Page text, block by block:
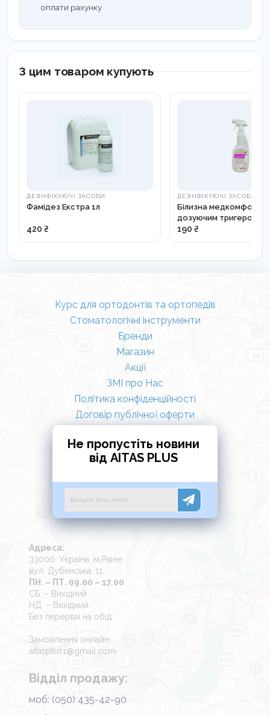
оплати рахунку
З цим товаром купують
ДЕЗІНФІКУЮЧІ ЗАСОБИ
Фамідез Екстра 1л
420 ₴
ДЕЗІНФІКУЮЧІ ЗАСОБИ
Білизна медкомфорт з
дозуючим тригером,
190 ₴
Курс для ортодонтів та ортопедів
Стоматологічні інструменти
Бренди
Магазин
Акції
ЗМІ про Нас
Політика конфіденційності
Договір публічної оферти
Не пропустіть новини
від AITAS PLUS
Адреса:
33000, Україна, м.Рівне
вул. Дубенська, 11
ПН. – ПТ. 09.00 – 17.00
СБ. – Вихідний
НД. – Вихідний
Без перерви на обід
Замовлення онлайн:
aitasplus1@gmail.com
Відділ продажу:
моб: (050) 435-42-90